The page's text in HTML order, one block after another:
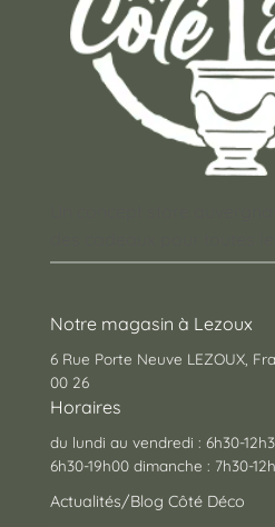
Notre magasin à Lezoux
6 Rue Porte Neuve LEZOUX,
00 26
Horaires
du lundi au vendredi : 6h30-
6h30-19h00 dimanche : 7h30-
Actualités/Blog Côté Déco